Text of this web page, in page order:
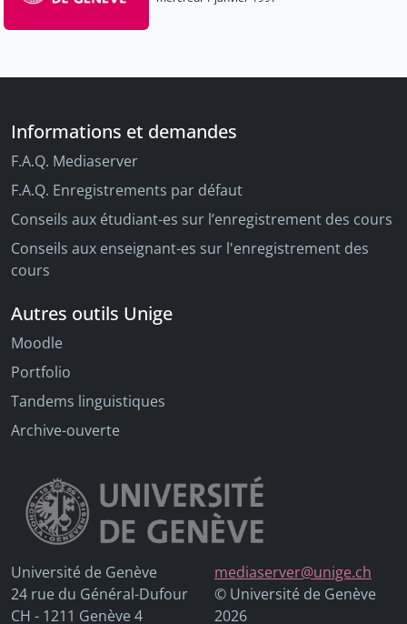
Informations et demandes
F.A.Q. Mediaserver
F.A.Q. Enregistrements par défaut
Conseils aux étudiant-es sur l’enregistrement des cours
Conseils aux enseignant-es sur l'enregistrement des
cours
Autres outils Unige
Moodle
Portfolio
Tandems linguistiques
Archive-ouverte
Université de Genève
24 rue du Général-Dufour
CH - 1211 Genève 4
mediaserver@unige.ch
© Université de Genève
2026